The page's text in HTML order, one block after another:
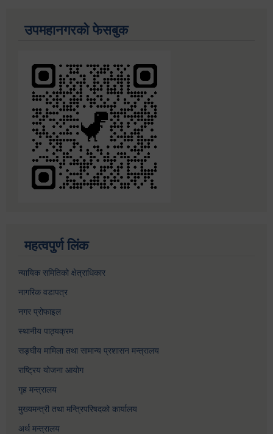
उपमहानगरको फेसबुक
महत्वपुर्ण लिंक
न्यायिक समितिको क्षेत्राधिकार
नागरिक वडापत्र
नगर प्रोफाइल
स्थानीय पाठ्यक्रम
सङ्घीय मामिला तथा सामान्य प्रशासन मन्त्रालय
राष्ट्रिय योजना आयोग
गृह मन्त्रालय
मुख्यमन्त्री तथा मन्त्रिपरिषदको कार्यालय
अर्थ मन्त्रालय